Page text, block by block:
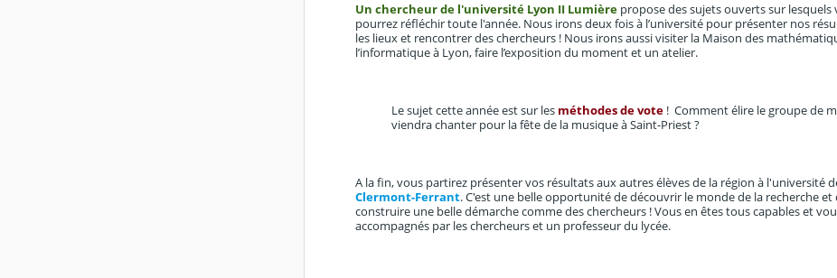
Un chercheur de l'université Lyon II Lumière propose des sujets ouverts sur lesquels
pourrez réfléchir toute l'année. Nous irons deux fois à l’université pour présenter nos
les lieux et rencontrer des chercheurs ! Nous irons aussi visiter la Maison des
l’informatique à Lyon, faire l’exposition du moment et un atelier.
Le sujet cette année est sur les méthodes de vote ! Comment élire le groupe de
viendra chanter pour la fête de la musique à Saint-Priest ?
A la fin, vous partirez présenter vos résultats aux autres élèves de la région à l'université
Clermont-Ferrant. C'est une belle opportunité de découvrir le monde de la recherche et
construire une belle démarche comme des chercheurs ! Vous en êtes tous capables et
accompagnés par les chercheurs et un professeur du lycée.